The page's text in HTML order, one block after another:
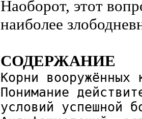
Наоборот, этот
наиболее
СОДЕРЖАНИЕ
Корни вооружённых
Понимание
условий успешной